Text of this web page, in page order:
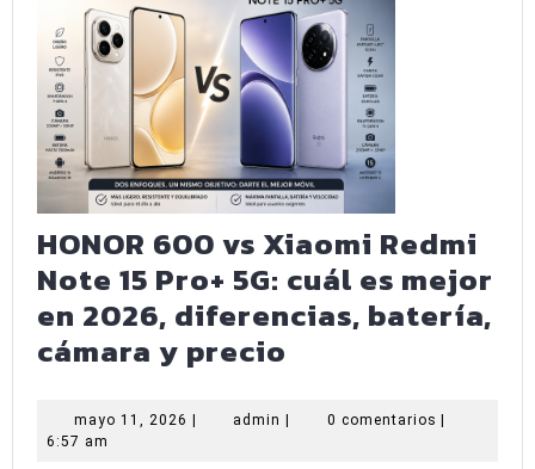
los
móviles
compactos
(2026)
HONOR 600 vs Xiaomi Redmi
Note 15 Pro+ 5G: cuál es mejor
en 2026, diferencias, batería,
cámara y precio
vs
mayo 11, 2026 mayo
admin admin0 comentarios
6:57 am